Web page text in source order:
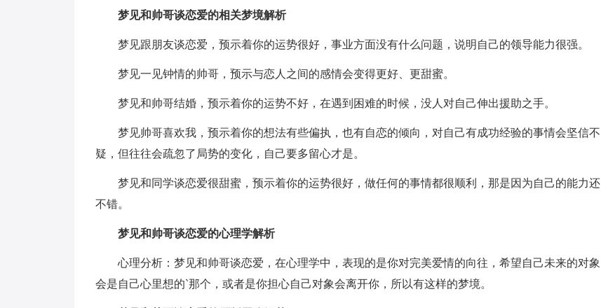
梦见和帅哥谈恋爱的相关梦境解析
梦见跟朋友谈恋爱，预示着你的运势很好，事业方面没有什么问题，说明自己的领导能力很强。
梦见一见钟情的帅哥，预示与恋人之间的感情会变得更好、更甜蜜。
梦见和帅哥结婚，预示着你的运势不好，在遇到困难的时候，没人对自己伸出援助之手。
梦见帅哥喜欢我，预示着你的想法有些偏执，也有自恋的倾向，对自己有成功经验的事情会坚信不
疑，但往往会疏忽了局势的变化，自己要多留心才是。
梦见和同学谈恋爱很甜蜜，预示着你的运势很好，做任何的事情都很顺利，那是因为自己的能力还
不错。
梦见和帅哥谈恋爱的心理学解析
心理分析：梦见和帅哥谈恋爱，在心理学中，表现的是你对完美爱情的向往，希望自己未来的对象
会是自己心里想的`那个，或者是你担心自己对象会离开你，所以有这样的梦境。